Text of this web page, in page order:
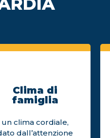
Clima di
famiglia
un clima cordiale,
dall’attenzione